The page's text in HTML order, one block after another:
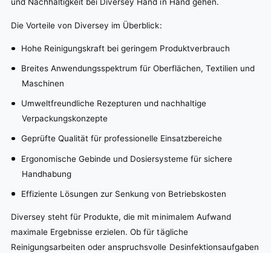
Die Vorteile von Diversey im Überblick:
Hohe Reinigungskraft bei geringem Produktverbrauch
Breites Anwendungsspektrum für Oberflächen, Textilien und
Maschinen
Umweltfreundliche Rezepturen und nachhaltige
Verpackungskonzepte
Geprüfte Qualität für professionelle Einsatzbereiche
Ergonomische Gebinde und Dosiersysteme für sichere
Handhabung
Effiziente Lösungen zur Senkung von Betriebskosten
Diversey steht für Produkte, die mit minimalem Aufwand
maximale Ergebnisse erzielen. Ob für tägliche
Reinigungsarbeiten oder anspruchsvolle Desinfektionsaufgaben